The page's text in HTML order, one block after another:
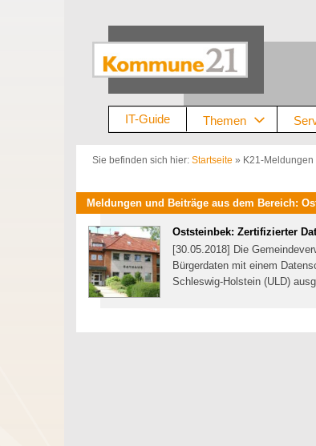
IT-Guide Themen
Sie befinden sich hier: Startseite » K21-Meldungen
Meldungen und Beiträge aus dem Bereich:
Oststeinbek: Zertifizierter
[30.05.2018] Die
Bürgerdaten mit einem
Schleswig-Holstein (ULD)